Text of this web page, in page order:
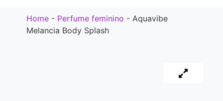
Home- Perfume feminino - Aquavibe
Melancia Body Splash